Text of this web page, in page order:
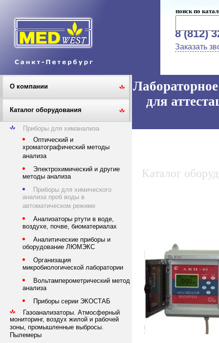
поиск по
8 (812)
Заказать
О компании
Каталог оборудования
Приборы для химанализа
Оптический и
хроматографический методы
анализа
Электрохимический и другие
методы анализа
Приборы для химического
анализа проб воды в
автоматическом режиме
Анализаторы ртути в воде,
воздухе, почве, биоматериалах
Аналитические приборы и
оборудование ЛЮМЭКС
Организация
микробиологической лаборатории
Вольтамперометрический метод
анализа
Приборы серии ЭКОСТАБ
Газоанализаторы. Атмосферный
мониторинг, воздух жилой и рабочей
зоны, промышленные выбросы.
Пылемеры
для
Каталог